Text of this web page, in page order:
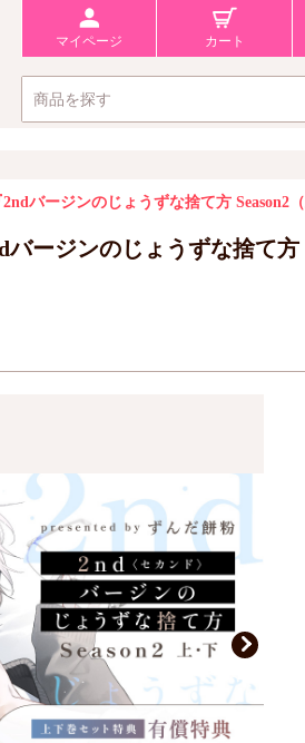
マイページ カート
バージンのじょうずな捨て方 Season2
バージンのじょうずな捨て